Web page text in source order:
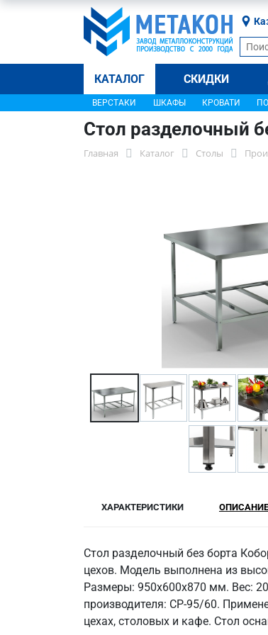
КАТАЛОГ СКИДКИ
ВЕРСТАКИ ШКАФЫ КРОВАТИ
Стол разделочный
Главная Каталог Столы
ХАРАКТЕРИСТИКИ ОПИСАНИЕ
Стол разделочный без борта
цехов. Модель выполнена из
Размеры: 950x600x870 мм. Вес: 20
производителя: СР-95/60.
цехах, столовых и кафе. Стол